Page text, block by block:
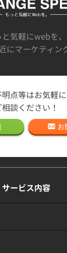
気軽にwebを、
にマーケティン
明点等はお気軽に
相談ください！
お
サービス内容